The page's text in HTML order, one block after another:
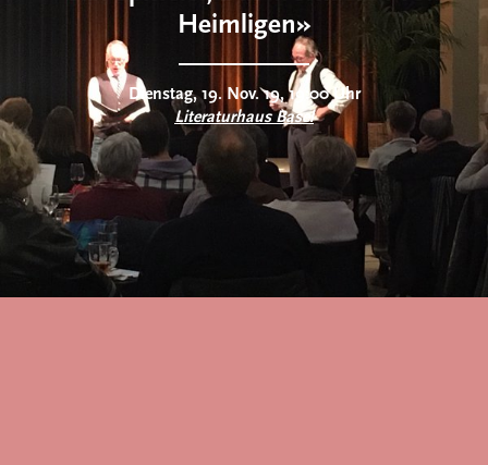
Heimligen»
Dienstag, 19. Nov. 19, 19:00 Uhr
Literaturhaus Basel